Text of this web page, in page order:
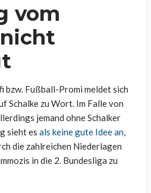
vom
bzw. Fußball-Promi meldet sich
Schalke zu Wort. Im Falle von
jemand ohne Schalker
sieht es als keine gute Idee an,
die zahlreichen Niederlagen
in die 2. Bundesliga zu